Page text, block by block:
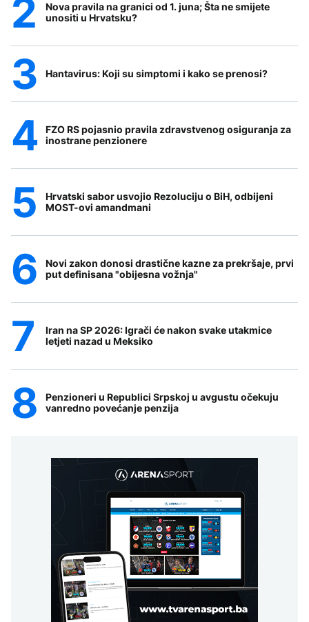
Nova pravila na granici od 1. juna; Šta ne smijete
unositi u Hrvatsku?
Hantavirus: Koji su simptomi i kako se prenosi?
FZO RS pojasnio pravila zdravstvenog osiguranja za
inostrane penzionere
Hrvatski sabor usvojio Rezoluciju o BiH, odbijeni
MOST-ovi amandmani
Novi zakon donosi drastične kazne za prekršaje, prvi
put definisana "obijesna vožnja"
Iran na SP 2026: Igrači će nakon svake utakmice
letjeti nazad u Meksiko
Penzioneri u Republici Srpskoj u avgustu očekuju
vanredno povećanje penzija